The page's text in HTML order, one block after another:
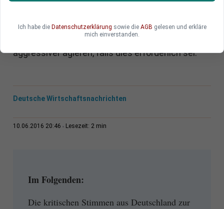
Vertrauens verspielt. Die OECD hingegen
aggressiver agieren, falls dies erforderlich sei.
Deutsche Wirtschaftsnachrichten
10.06.2016 20:46 Lesezeit: 2 min
Im Folgenden:
Die kritischen Stimmen aus Deutschland zur
Ich habe die Datenschutzerklärung sowie die AGB gelesen und erkläre
mich einverstanden.